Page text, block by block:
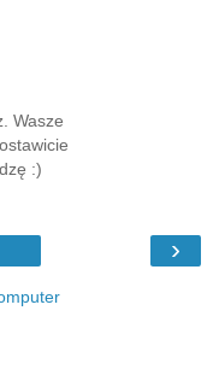
Wasze
:)
›